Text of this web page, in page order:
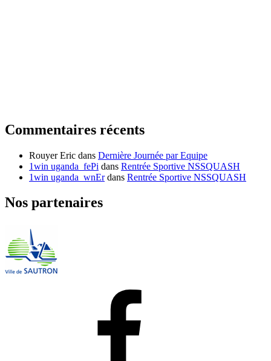
Commentaires récents
Rouyer Eric dans Dernière Journée par Equipe
1win uganda_fePi dans Rentrée Sportive NSSQUASH
1win uganda_wnErdans Rentrée Sportive NSSQUASH
Nos partenaires